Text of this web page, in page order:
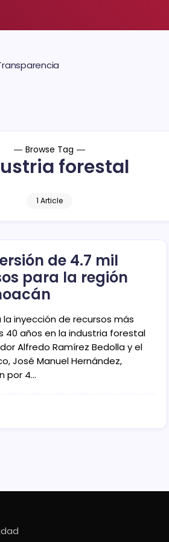
Browse Tag
forestal
1 Article
de 4.7 mil
para la región
inyección de recursos más
años en la industria forestal
Alfredo Ramírez Bedolla y el
José Manuel Hernández,
por 4…